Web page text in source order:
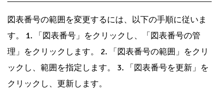
図表番号の範囲を変更するには、以下の手順に従いま
す。 1. 「図表番号」をクリックし、「図表番号の管
理」をクリックします。 2. 「図表番号の範囲」をクリ
ックし、範囲を指定します。 3. 「図表番号を更新」を
クリックし、更新します。